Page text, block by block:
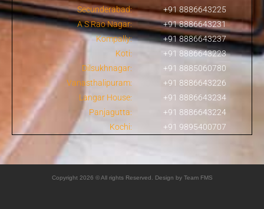
Secunderabad:
A S Rao Nagar:
Kompally:
Koti:
Dilsukhnagar:
Vanasthalipuram:
Langar House:
Panjagutta:
Kochi:
+91 8886643225
+91 8886643231
+91 8886643237
+91 8886643223
+91 8885060780
+91 8886643226
+91 8886643234
+91 8886643224
+91 9895400707
Copyright 2026 © All rights Reserved. Design by Team FMS